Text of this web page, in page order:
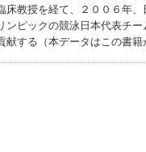
床教授を経て、２００６年
ンピックの競泳日本代表チ
献する（本データはこの書